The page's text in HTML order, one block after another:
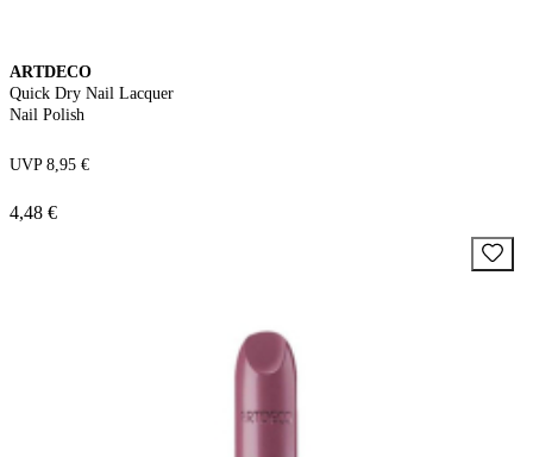
ARTDECO
Quick Dry Nail Lacquer
Nail Polish
UVP 8,95 €
4,48 €